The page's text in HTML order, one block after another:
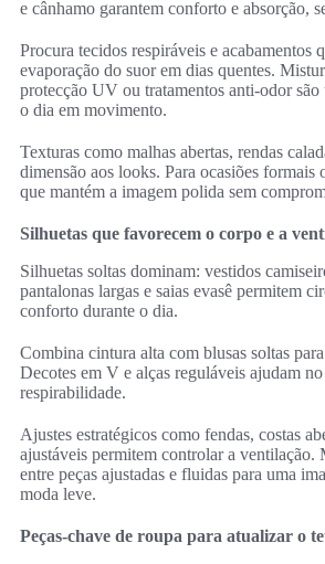
e cânhamo garantem conforto e absorção,
Procura tecidos respiráveis e acabamentos
evaporação do suor em dias quentes.
protecção UV ou tratamentos anti-odor são
o dia em movimento.
Texturas como malhas abertas, rendas
dimensão aos looks. Para ocasiões formais
que mantém a imagem polida sem
Silhuetas que favorecem o corpo e a
Silhuetas soltas dominam: vestidos
pantalonas largas e saias evasê permitem
conforto durante o dia.
Combina cintura alta com blusas soltas
Decotes em V e alças reguláveis ajudam no
respirabilidade.
Ajustes estratégicos como fendas, costas
ajustáveis permitem controlar a
entre peças ajustadas e fluidas para uma
moda leve.
Peças-chave de roupa para atualizar o